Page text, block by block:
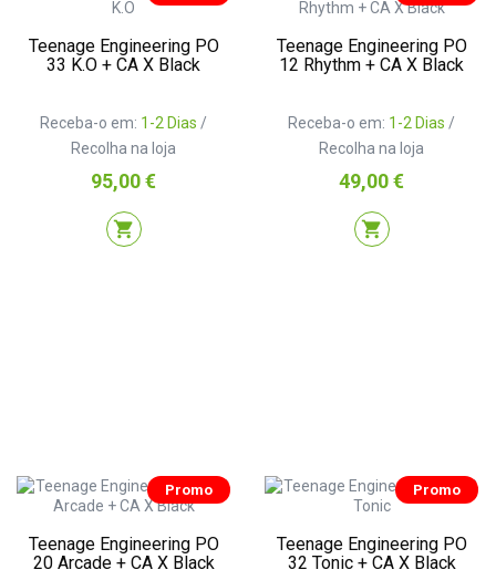
Teenage Engineering PO
33 K.O + CA X Black
Receba-o em: 1-2 Dias /
Recolha na loja
Preço
95,00 €
shopping_cart
Teenage Engineering PO
12 Rhythm + CA X Black
Receba-o em: 1-2 Dias /
Recolha na loja
Preço
49,00 €
shopping_cart
Promo
Teenage Engineering PO
20 Arcade + CA X Black
Promo
Teenage Engineering PO
32 Tonic + CA X Black